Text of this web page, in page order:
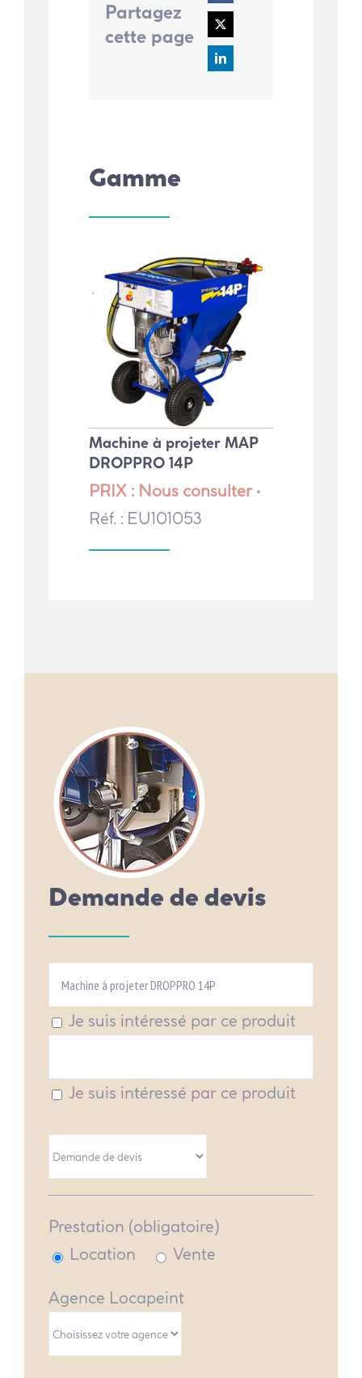
Partagez
cette page
Gamme
Machine à projeter MAP
DROPPRO 14P
PRIX : Nous consulter •
Réf. : EU101053
Demande de devis
Je suis intéressé par ce produit
Je suis intéressé par ce produit
Prestation (obligatoire)
Location
Vente
Agence Locapeint